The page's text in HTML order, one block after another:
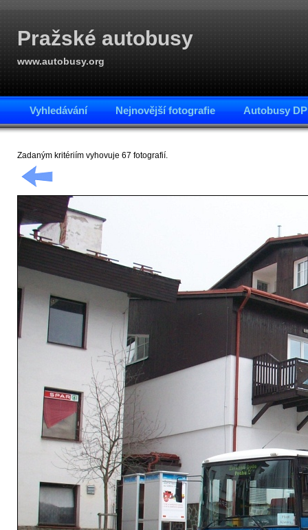
Pražské autobusy
www.autobusy.org
Vyhledávání Nejnovější fotografie Autobusy
Zadaným kritériím vyhovuje 67 fotografií.